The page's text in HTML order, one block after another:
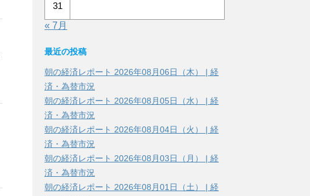
31
« 7月
最近の投稿
朝の経済レポート 2026年08月06日（木） | 経
済・為替市況
朝の経済レポート 2026年08月05日（水） | 経
済・為替市況
朝の経済レポート 2026年08月04日（火） | 経
済・為替市況
朝の経済レポート 2026年08月03日（月） | 経
済・為替市況
朝の経済レポート 2026年08月01日（土） | 経